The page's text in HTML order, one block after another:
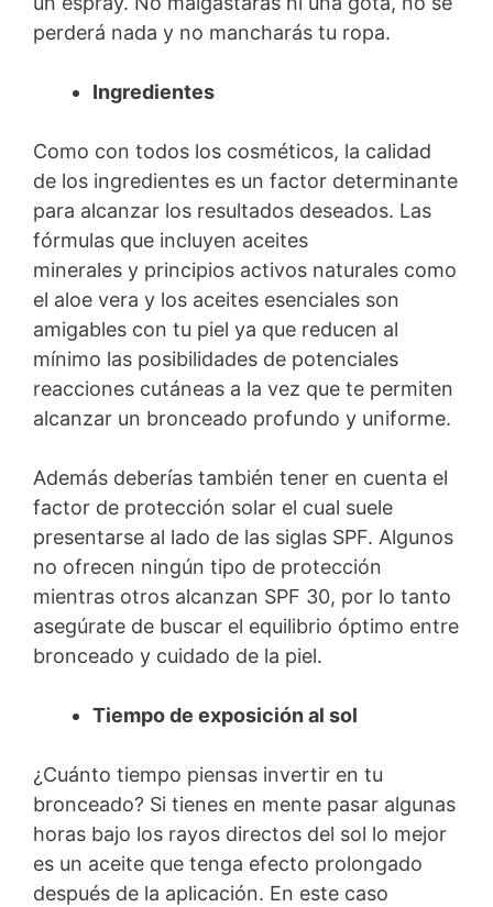
perderá nada y no mancharás tu ropa.
Ingredientes
Como con todos los cosméticos, la calidad
de los ingredientes es un factor determinante
para alcanzar los resultados deseados. Las
fórmulas que incluyen aceites
minerales y principios activos naturales como
el aloe vera y los aceites esenciales son
amigables con tu piel ya que reducen al
mínimo las posibilidades de potenciales
reacciones cutáneas a la vez que te permiten
alcanzar un bronceado profundo y uniforme.
Además deberías también tener en cuenta el
factor de protección solar el cual suele
presentarse al lado de las siglas SPF. Algunos
no ofrecen ningún tipo de protección
mientras otros alcanzan SPF 30, por lo tanto
asegúrate de buscar el equilibrio óptimo entre
bronceado y cuidado de la piel.
Tiempo de exposición al sol
¿Cuánto tiempo piensas invertir en tu
bronceado? Si tienes en mente pasar algunas
horas bajo los rayos directos del sol lo mejor
es un aceite que tenga efecto prolongado
después de la aplicación. En este caso